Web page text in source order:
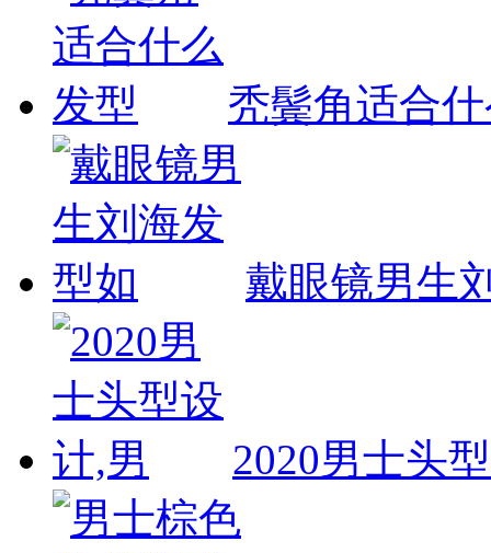
秃鬓角适合
戴眼镜男生
2020男士头